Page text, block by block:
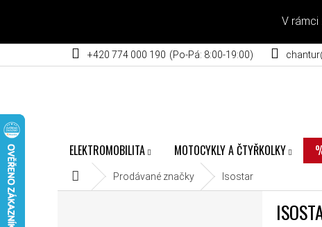
V rámci
+420 774 000 190
ELEKTROMOBILITA MOTOCYKLY A ČTYŘKOLKY
Domů Prodávané značky Isostar
POSTRANNÍ PANEL